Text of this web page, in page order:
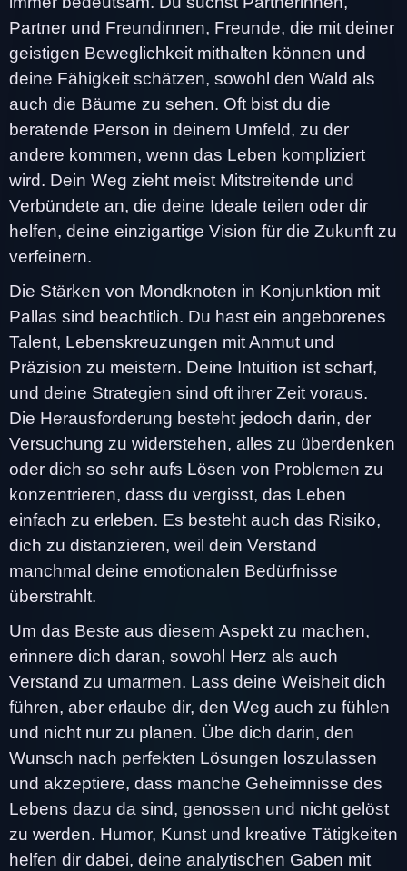
Partner und Freundinnen, Freunde, die mit deiner
geistigen Beweglichkeit mithalten können und
deine Fähigkeit schätzen, sowohl den Wald als
auch die Bäume zu sehen. Oft bist du die
beratende Person in deinem Umfeld, zu der
andere kommen, wenn das Leben kompliziert
wird. Dein Weg zieht meist Mitstreitende und
Verbündete an, die deine Ideale teilen oder dir
helfen, deine einzigartige Vision für die Zukunft zu
verfeinern.
Die Stärken von Mondknoten in Konjunktion mit
Pallas sind beachtlich. Du hast ein angeborenes
Talent, Lebenskreuzungen mit Anmut und
Präzision zu meistern. Deine Intuition ist scharf,
und deine Strategien sind oft ihrer Zeit voraus.
Die Herausforderung besteht jedoch darin, der
Versuchung zu widerstehen, alles zu überdenken
oder dich so sehr aufs Lösen von Problemen zu
konzentrieren, dass du vergisst, das Leben
einfach zu erleben. Es besteht auch das Risiko,
dich zu distanzieren, weil dein Verstand
manchmal deine emotionalen Bedürfnisse
überstrahlt.
Um das Beste aus diesem Aspekt zu machen,
erinnere dich daran, sowohl Herz als auch
Verstand zu umarmen. Lass deine Weisheit dich
führen, aber erlaube dir, den Weg auch zu fühlen
und nicht nur zu planen. Übe dich darin, den
Wunsch nach perfekten Lösungen loszulassen
und akzeptiere, dass manche Geheimnisse des
Lebens dazu da sind, genossen und nicht gelöst
zu werden. Humor, Kunst und kreative Tätigkeiten
helfen dir dabei, deine analytischen Gaben mit